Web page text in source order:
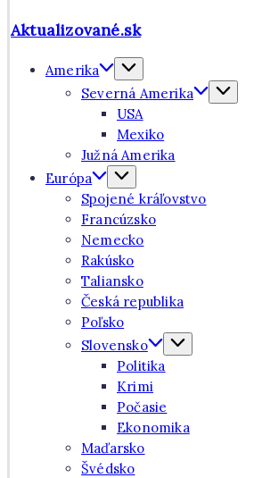
Aktualizované.sk
Amerika
Severná Amerika
USA
Mexiko
Južná Amerika
Európa
Spojené kráľovstvo
Francúzsko
Nemecko
Rakúsko
Taliansko
Česká republika
Poľsko
Slovensko
Politika
Krimi
Počasie
Ekonomika
Maďarsko
Švédsko